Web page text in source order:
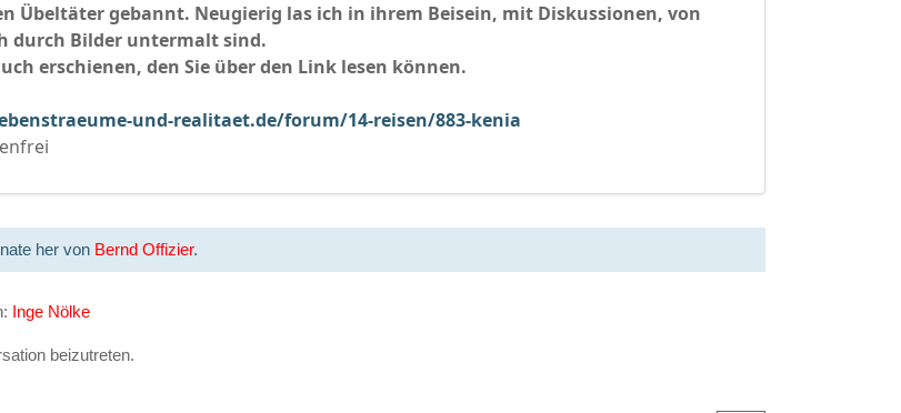
Übeltäter gebannt. Neugierig las ich in ihrem Beisein, mit Diskussionen, von
durch Bilder untermalt sind.
erschienen, den Sie über den Link lesen können.
und-realitaet.de/forum/14-reisen/883-kenia
her von Bernd Offizier.
Inge Nölke
beizutreten.